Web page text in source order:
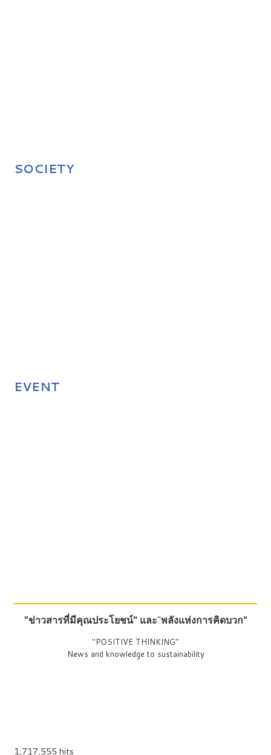
SOCIETY
EVENT
"ข่าวสารที่มีคุณประโยชน์" และ"พลังแห่งการคิดบวก"
"POSITIVE THINKING"
News and knowledge to sustainability
1,717,555 hits